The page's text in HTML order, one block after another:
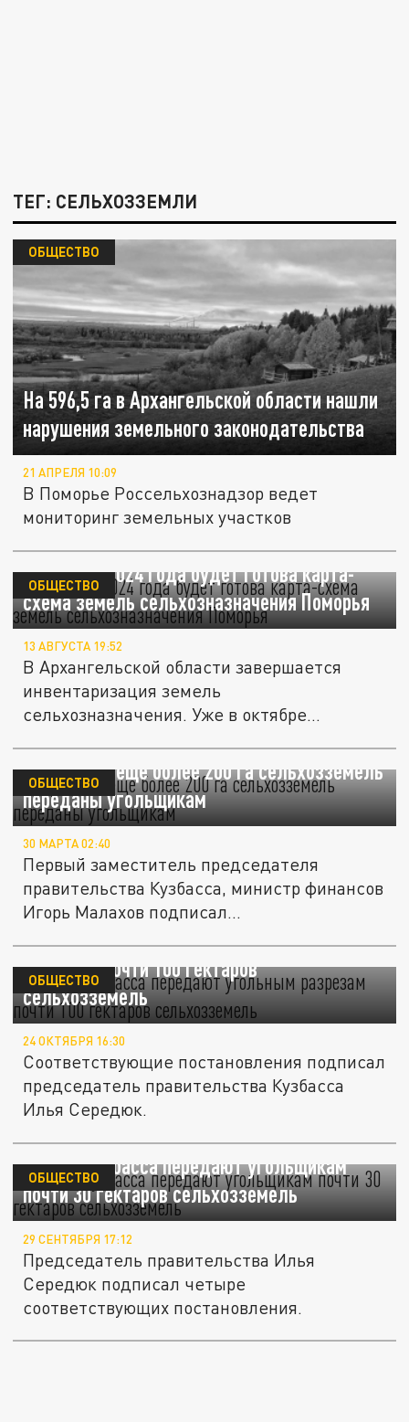
ТЕГ: СЕЛЬХОЗЗЕМЛИ
На 596,5 га в Архангельской области нашли
нарушения земельного законодательства
ОБЩЕСТВО
21 АПРЕЛЯ 10:09
В Поморье Россельхознадзор ведет
мониторинг земельных участков
В октябре 2024 года будет готова карта-
схема земель сельхозназначения Поморья
ОБЩЕСТВО
13 АВГУСТА 19:52
В Архангельской области завершается
инвентаризация земель
сельхозназначения. Уже в октябре
В Кузбассе еще более 200 га сельхозземель
переданы угольщикам
ОБЩЕСТВО
30 МАРТА 02:40
Первый заместитель председателя
правительства Кузбасса, министр финансов
Игорь Малахов подписал...
Власти Кузбасса передают угольным
разрезам почти 100 гектаров
сельхозземель
ОБЩЕСТВО
24 ОКТЯБРЯ 16:30
Соответствующие постановления подписал
председатель правительства Кузбасса
Илья Середюк.
Власти Кузбасса передают угольщикам
почти 30 гектаров сельхозземель
ОБЩЕСТВО
29 СЕНТЯБРЯ 17:12
Председатель правительства Илья
Середюк подписал четыре
соответствующих постановления.